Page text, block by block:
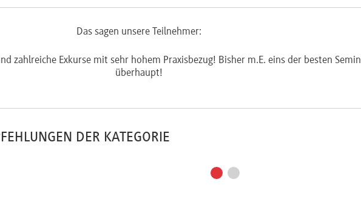
Das sagen unsere Teilnehmer:
zahlreiche Exkurse mit sehr hohem Praxisbezug! Bisher m.E. eins der besten
überhaupt!
DER KATEGORIE